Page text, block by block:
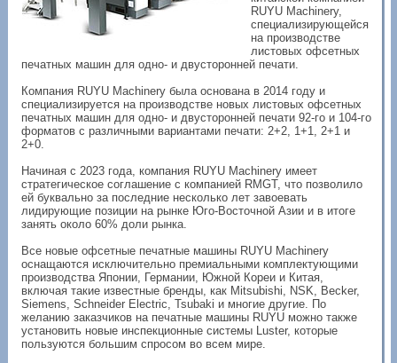
RUYU Machinery,
специализирующейся
на производстве
листовых офсетных
печатных машин для одно- и двусторонней печати.
Компания RUYU Machinery была основана в 2014 году и
специализируется на производстве новых листовых офсетных
печатных машин для одно- и двусторонней печати 92-го и 104-го
форматов с различными вариантами печати: 2+2, 1+1, 2+1 и
2+0.
Начиная с 2023 года, компания RUYU Machinery имеет
стратегическое соглашение с компанией RMGT, что позволило
ей буквально за последние несколько лет завоевать
лидирующие позиции на рынке Юго-Восточной Азии и в итоге
занять около 60% доли рынка.
Все новые офсетные печатные машины RUYU Machinery
оснащаются исключительно премиальными комплектующими
производства Японии, Германии, Южной Кореи и Китая,
включая такие известные бренды, как Mitsubishi, NSK, Becker,
Siemens, Schneider Electric, Tsubaki и многие другие. По
желанию заказчиков на печатные машины RUYU можно также
установить новые инспекционные системы Luster, которые
пользуются большим спросом во всем мире.